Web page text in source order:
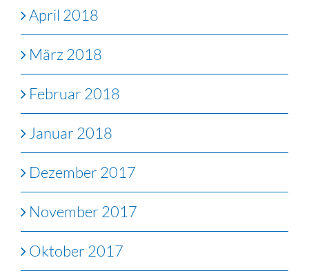
April 2018
März 2018
Februar 2018
Januar 2018
Dezember 2017
November 2017
Oktober 2017